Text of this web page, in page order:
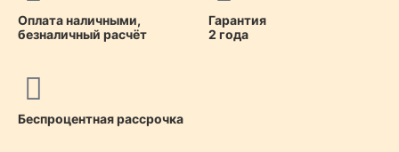
Оплата наличными,
безналичный расчёт
Гарантия
2 года
Беспроцентная рассрочка